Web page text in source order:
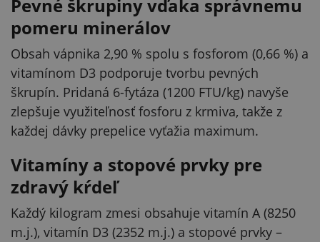
Pevné škrupiny vďaka správnemu
pomeru minerálov
Obsah vápnika 2,90 % spolu s fosforom (0,66 %) a
vitamínom D3 podporuje tvorbu pevných
škrupín. Pridaná 6-fytáza (1200 FTU/kg) navyše
zlepšuje využiteľnosť fosforu z krmiva, takže z
každej dávky prepelice vyťažia maximum.
Vitamíny a stopové prvky pre
zdravý kŕdeľ
Každý kilogram zmesi obsahuje vitamín A (8250
m.j.), vitamín D3 (2352 m.j.) a stopové prvky –